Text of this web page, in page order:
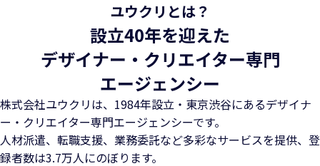
ユウクリとは？
設立40年を迎えた
デザイナー・クリエイター専門
エージェンシー
株式会社ユウクリは、1984年設立・東京渋谷にあるデザイナ
ー・クリエイター専門エージェンシーです。
人材派遣、転職支援、業務委託など多彩なサービスを提供、 登
録者数は3.7万人にのぼります。